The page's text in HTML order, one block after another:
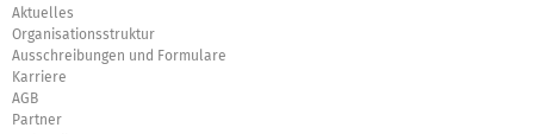
Aktuelles
Organisationsstruktur
Ausschreibungen und Formulare
Karriere
AGB
Partner